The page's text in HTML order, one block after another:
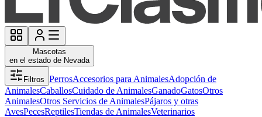
Mascotas
en el estado de Nevada
Filtros PerrosAccesorios para AnimalesAdopción de
AnimalesCaballosCuidado de AnimalesGanadoGatosOtros
AnimalesOtros Servicios de AnimalesPájaros y otras
AvesPecesReptilesTiendas de AnimalesVeterinarios